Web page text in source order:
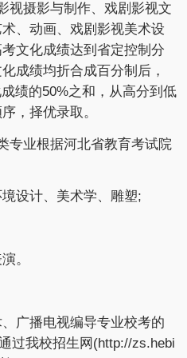
视摄影与制作、戏剧影视文
、动画、戏剧影视美术设
文化成绩达到省定控制分
成绩均折合成百分制后，
绩的50%之和，从高分到低
，择优录取。
专业根据河北省教育考试院
设计、美术学、雕塑;
。
广播电视编导专业校考的
过我校招生网(http://zs.hebi